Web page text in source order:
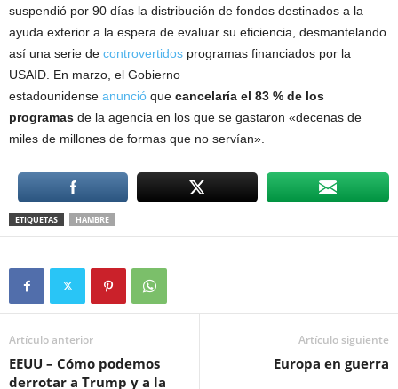
suspendió por 90 días la distribución de fondos destinados a la
ayuda exterior a la espera de evaluar su eficiencia, desmantelando
así una serie de controvertidos programas financiados por la
USAID. En marzo, el Gobierno
estadounidense anunció que cancelaría el 83 % de los
programas de la agencia en los que se gastaron «decenas de
miles de millones de formas que no servían».
ETIQUETAS HAMBRE
Artículo anterior
EEUU – Cómo podemos
derrotar a Trump y a la
Artículo siguiente
Europa en guerra